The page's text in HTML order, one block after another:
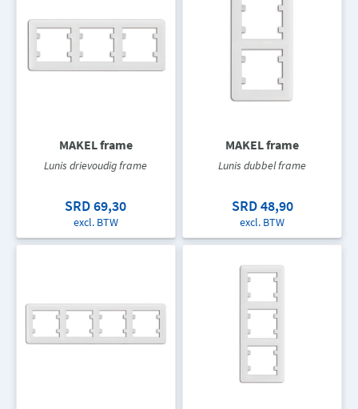
MAKEL frame
Lunis drievoudig frame
SRD 69,30
excl. BTW
MAKEL frame
Lunis dubbel frame
SRD 48,90
excl. BTW